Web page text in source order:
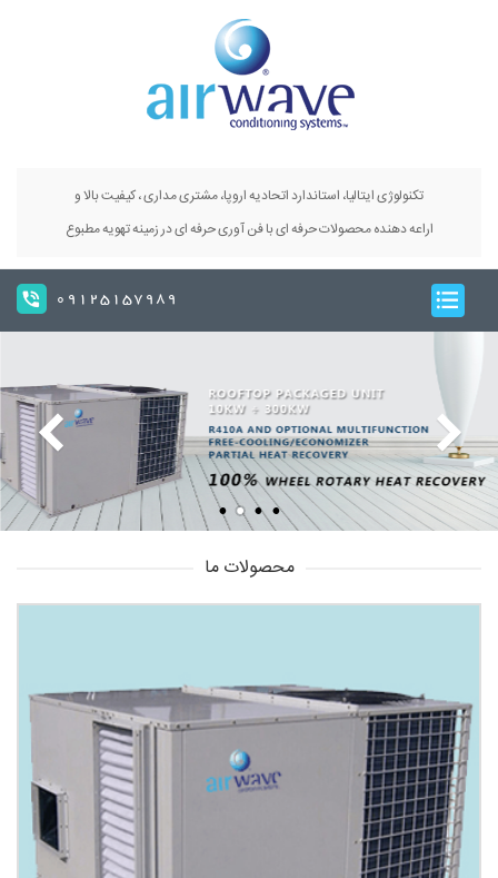
تکنولوژی ایتالیا، استاندارد اتحادیه اروپا، مشتری مداری ، کیفیت بالا و
اراعه دهنده محصولات حرفه ای با فن آوری حرفه ای در زمینه تهویه مطبوع
09125157989
محصولات ما